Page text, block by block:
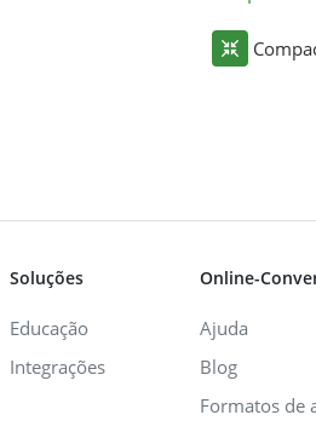
Soluções
Educação
Integrações
Online-
Ajuda
Blog
Formatos de